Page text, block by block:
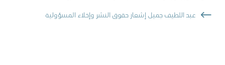
عبد اللطيف جميل إشعار حقوق النشر وإخلاء المسؤولية